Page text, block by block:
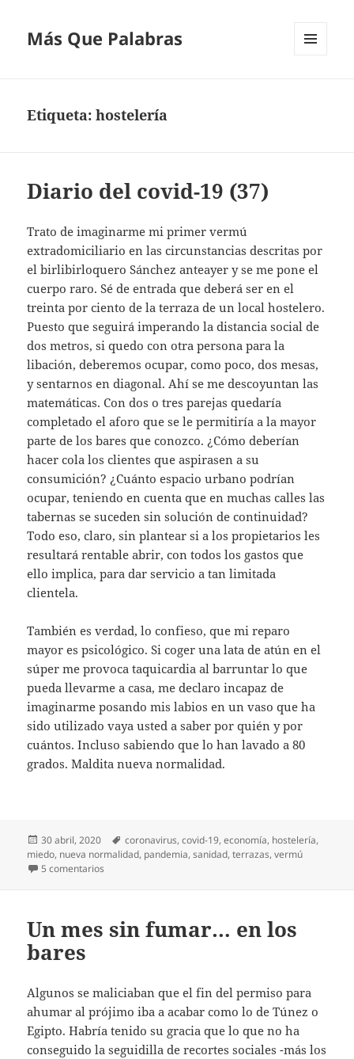
Más Que Palabras
Etiqueta:hostelería
Diario del covid-19 (37)
Trato de imaginarme mi primer vermú
extradomiciliario en las circunstancias descritas por
el birlibirloquero Sánchez anteayer y se me pone el
cuerpo raro. Sé de entrada que deberá ser en el
treinta por ciento de la terraza de un local hostelero.
Puesto que seguirá imperando la distancia social de
dos metros, si quedo con otra persona para la
libación, deberemos ocupar, como poco, dos mesas,
y sentarnos en diagonal. Ahí se me descoyuntan las
matemáticas. Con dos o tres parejas quedaría
completado el aforo que se le permitiría a la mayor
parte de los bares que conozco. ¿Cómo deberían
hacer cola los clientes que aspirasen a su
consumición? ¿Cuánto espacio urbano podrían
ocupar, teniendo en cuenta que en muchas calles las
tabernas se suceden sin solución de continuidad?
Todo eso, claro, sin plantear si a los propietarios les
resultará rentable abrir, con todos los gastos que
ello implica, para dar servicio a tan limitada
clientela.
También es verdad, lo confieso, que mi reparo
mayor es psicológico. Si coger una lata de atún en el
súper me provoca taquicardia al barruntar lo que
pueda llevarme a casa, me declaro incapaz de
imaginarme posando mis labios en un vaso que ha
sido utilizado vaya usted a saber por quién y por
cuántos. Incluso sabiendo que lo han lavado a 80
grados. Maldita nueva normalidad.
Publicado
el
30 abril, 2020 Etiquetas
coronavirus,covid-19,economía, hostelería,
miedo, nueva normalidad, pandemia,sanidad,terrazas,vermú
5 comentarios
Un mes sin fumar… en los
bares
Algunos se maliciaban que el fin del permiso para
ahumar al prójimo iba a acabar como lo de Túnez o
Egipto. Habría tenido su gracia que lo que no ha
conseguido la seguidilla de recortes sociales -más los